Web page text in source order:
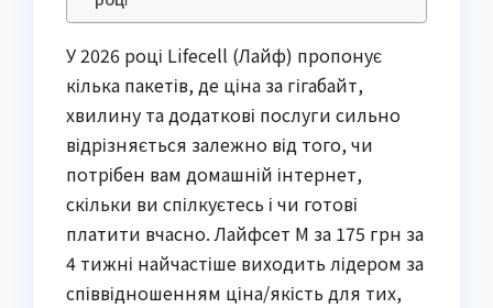
У 2026 році Lifecell (Лайф) пропонує
кілька пакетів, де ціна за гігабайт,
хвилину та додаткові послуги сильно
відрізняється залежно від того, чи
потрібен вам домашній інтернет,
скільки ви спілкуєтесь і чи готові
платити вчасно. Лайфсет М за 175 грн за
4 тижні найчастіше виходить лідером за
співвідношенням ціна/якість для тих,